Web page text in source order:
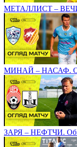
МЕТАЛЛИСТ –
МИНАЙ – НАСАФ.
ЗАРЯ – НЕФТЧИ.